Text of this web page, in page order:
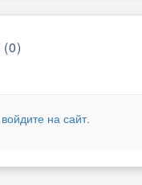
войдите на сайт.